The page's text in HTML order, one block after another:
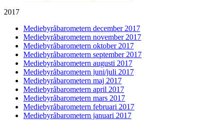
2017
Mediebyråbarometern december 2017
Mediebyråbarometern november 2017
Mediebyråbarometern oktober 2017
Mediebyråbarometern september 2017
Mediebyråbarometern augusti 2017
Mediebyråbarometern juni/juli 2017
Mediebyråbarometern maj 2017
Mediebyråbarometern april 2017
Mediebyråbarometern mars 2017
Mediebyråbarometern februari 2017
Mediebyråbarometern januari 2017